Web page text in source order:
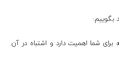
شما اهمیت دارد و اشتباه در آن